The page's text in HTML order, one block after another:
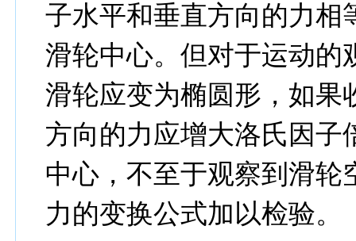
子水平和垂直方向的力相
滑轮中心。但对于运动的
滑轮应变为椭圆形，如果
方向的力应增大洛氏因子
中心，不至于观察到滑轮
力的变换公式加以检验。